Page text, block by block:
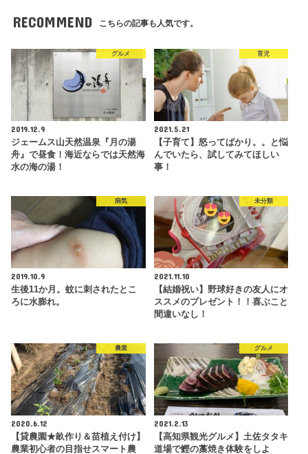
RECOMMEND こちらの記事も人気です。
グルメ
2019.12.9
ジェームス山天然温泉『月の湯
舟』で昼食！海近ならでは天然海
水の海の湯！
育児
2021.5.21
【子育て】怒ってばかり。。と悩
んでいたら、試してみてほしい
事！
病気
2019.10.9
生後11か月。蚊に刺されたとこ
ろに水膨れ。
未分類
2021.11.10
【結婚祝い】野球好きの友人にオ
ススメのプレゼント！！喜ぶこと
間違いなし！
農業
2020.6.12
【貸農園★畝作り＆苗植え付け】
農業初心者の目指せスマート農
グルメ
2021.2.13
【高知県観光グルメ】土佐タタキ
道場で鰹の藁焼き体験をしよ